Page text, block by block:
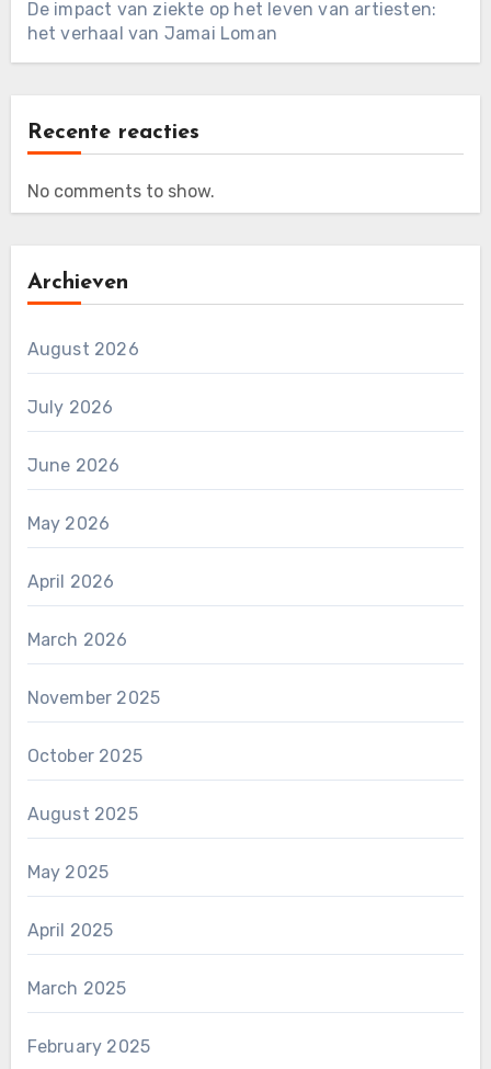
De impact van ziekte op het leven van artiesten:
het verhaal van Jamai Loman
Recente reacties
No comments to show.
Archieven
August 2026
July 2026
June 2026
May 2026
April 2026
March 2026
November 2025
October 2025
August 2025
May 2025
April 2025
March 2025
February 2025